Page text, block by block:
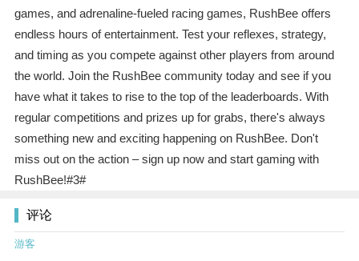
games, and adrenaline-fueled racing games, RushBee offers
endless hours of entertainment. Test your reflexes, strategy,
and timing as you compete against other players from around
the world. Join the RushBee community today and see if you
have what it takes to rise to the top of the leaderboards. With
regular competitions and prizes up for grabs, there's always
something new and exciting happening on RushBee. Don't
miss out on the action – sign up now and start gaming with
RushBee!#3#
评论
游客